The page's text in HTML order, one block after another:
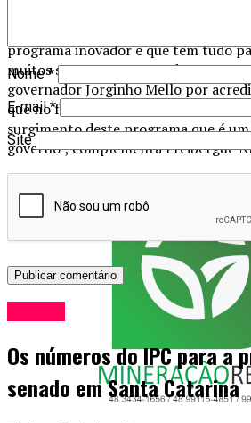
Fesporte e também para os atletas
atletas porque são eles os principais
programa inovador e que tem tudo
muitos setores o esporte de Santa
governador Jorginho Mello por
que no futuro a sociedade
surgimento deste programa que é
governo”, complementa Freibergue
Nome*
E-mail*
Site
Os números do IPC para a
senado em Santa Catarina